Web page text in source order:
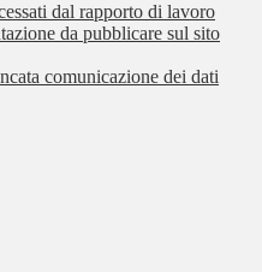
dal rapporto di lavoro
da pubblicare sul sito
comunicazione dei dati